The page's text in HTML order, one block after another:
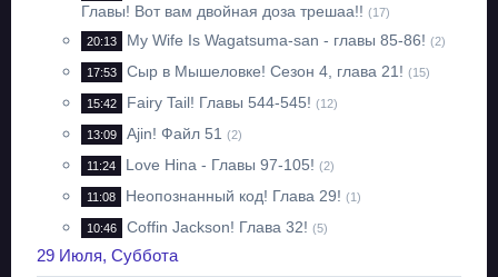
Главы! Вот вам двойная доза трешаа!! (17)
20:13 My Wife Is Wagatsuma-san - главы 85-86! (2)
17:53 Сыр в Мышеловке! Сезон 4, глава 21! (15)
15:42 Fairy Tail! Главы 544-545! (12)
13:09 Ajin! Файл 51 (2)
11:24 Love Hina - Главы 97-105! (2)
11:08 Неопознанный код! Глава 29! (1)
10:46 Coffin Jackson! Глава 32! (5)
29 Июля, Суббота